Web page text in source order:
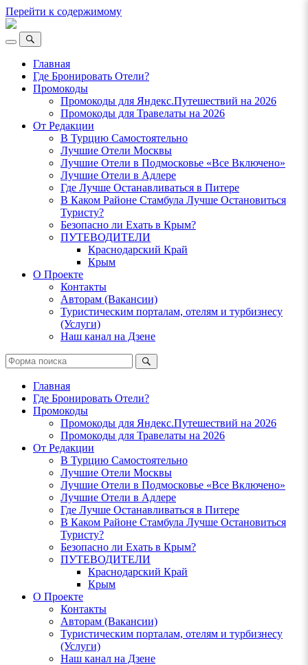
Перейти к содержимому
Ламповый
Блог
о
Путешествиях
VeniVidi.ru
Переключить
меню
Переключить
поле
поиска
Главная
Где Бронировать Отели?
Промокоды
Промокоды для Яндекс.Путешествий на 2026
Промокоды для Травелаты на 2026
От Редакции
В Турцию Самостоятельно
Лучшие Отели Москвы
Лучшие Отели в Подмосковье «Все Включено»
Лучшие Отели в Адлере
Где Лучше Останавливаться в Питере
В Каком Районе Стамбула Лучше Остановиться
Туристу?
Безопасно ли Ехать в Крым?
ПУТЕВОДИТЕЛИ
Краснодарский Край
Крым
О Проекте
Контакты
Авторам (Вакансии)
Туристическим порталам, отелям и турбизнесу
(Услуги)
Наш канал на Дзене
Главная
Где Бронировать Отели?
Промокоды
Промокоды для Яндекс.Путешествий на 2026
Промокоды для Травелаты на 2026
От Редакции
В Турцию Самостоятельно
Лучшие Отели Москвы
Лучшие Отели в Подмосковье «Все Включено»
Лучшие Отели в Адлере
Где Лучше Останавливаться в Питере
В Каком Районе Стамбула Лучше Остановиться
Туристу?
Безопасно ли Ехать в Крым?
ПУТЕВОДИТЕЛИ
Краснодарский Край
Крым
О Проекте
Контакты
Авторам (Вакансии)
Туристическим порталам, отелям и турбизнесу
(Услуги)
Наш канал на Дзене